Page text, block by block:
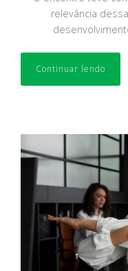
relevância
Continuar lendo